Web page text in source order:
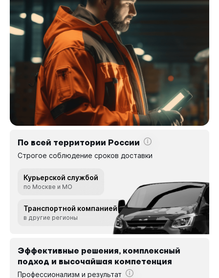
По всей территории России
Строгое соблюдение сроков доставки
Курьерской службой
по Москве и МО
Транспортной компанией
в другие регионы
Эффективные решения, комплексный
подход и высочайшая компетенция
Профессионализм и результат